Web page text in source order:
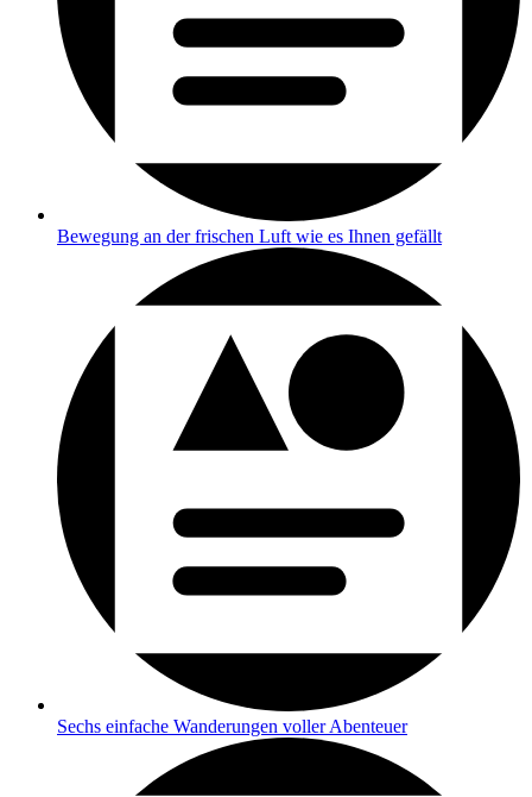
Bewegung an der frischen Luft wie es Ihnen gefällt
Sechs einfache Wanderungen voller Abenteuer